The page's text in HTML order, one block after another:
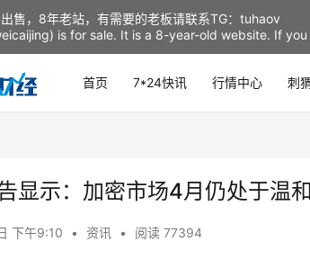
首页 7*24快讯 行情中心 刺
显示：加密市场4月仍处于温
下午9:10 • 资讯 • 阅读 77394
售，8年老站，有需要的老板请联系TG：tuhaov
is for sale. It is a 8-year-old website. If